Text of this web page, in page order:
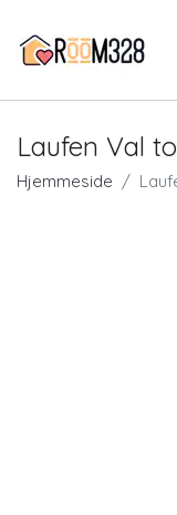
Laufen Val
Hjemmeside